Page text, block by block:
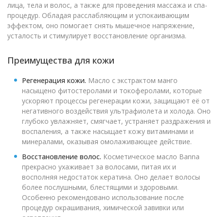
лица, тела и волос, а также для проведения массажа и спа-
процедур. Обладая расслабляющим и успокаивающим
эффектом, оно помогает снять мышечное напряжение,
усталость и стимулирует восстановление организма.
Преимущества для кожи
Регенерация кожи. Масло с экстрактом манго
насыщено фитостеролами и токоферолами, которые
ускоряют процессы регенерации кожи, защищают её от
негативного воздействия ультрафиолета и холода. Оно
глубоко увлажняет, смягчает, устраняет раздражения и
воспаления, а также насыщает кожу витаминами и
минералами, оказывая омолаживающее действие.
Восстановление волос. Косметическое масло Banna
прекрасно ухаживает за волосами, питая их и
восполняя недостаток кератина. Оно делает волосы
более послушными, блестящими и здоровыми.
Особенно рекомендовано использование после
процедур окрашивания, химической завивки или